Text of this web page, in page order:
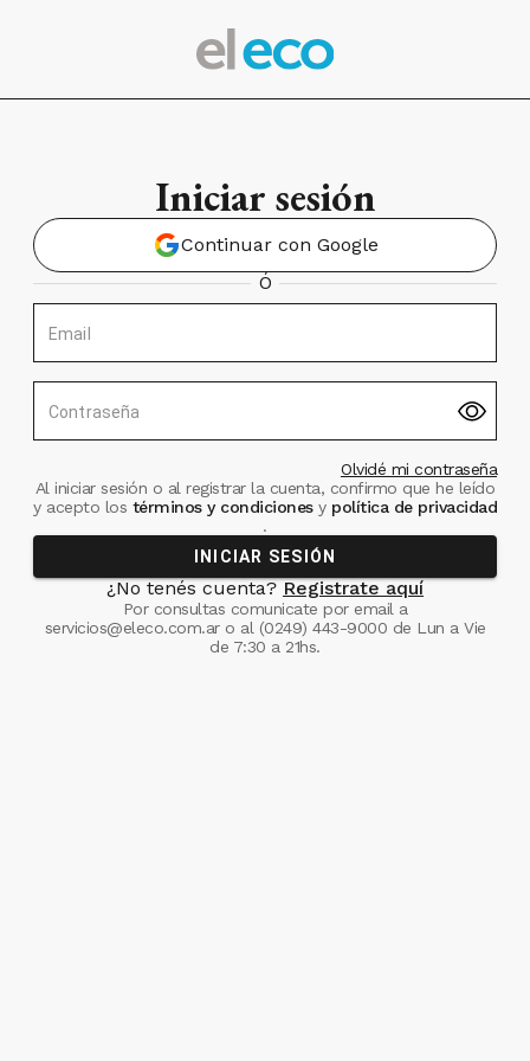
Iniciar sesión
Continuar con Google
Ó
Email
Contraseña
Olvidé mi contraseña
Al iniciar sesión o al registrar la cuenta, confirmo que he leído
y acepto los términos y condiciones ypolítica de privacidad
.
INICIAR SESIÓN
¿No tenés cuenta? Registrate aquí
Por consultas comunicate por email a
servicios@eleco.com.aro al (0249) 443-9000 de Lun a Vie
de 7:30 a 21hs.